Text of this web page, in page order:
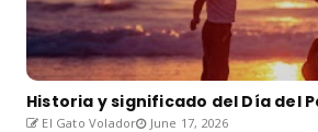
Historia y significado del Día del
El Gato Volador June 17, 2026